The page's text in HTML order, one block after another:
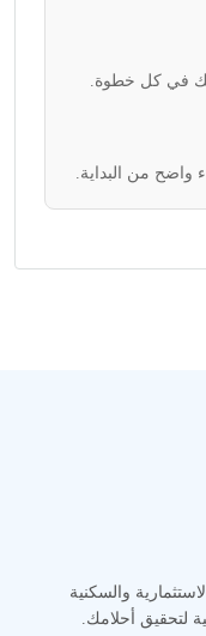
في كل خطوة.
من البداية.
والسكنية
لتحقيق أحلامك.